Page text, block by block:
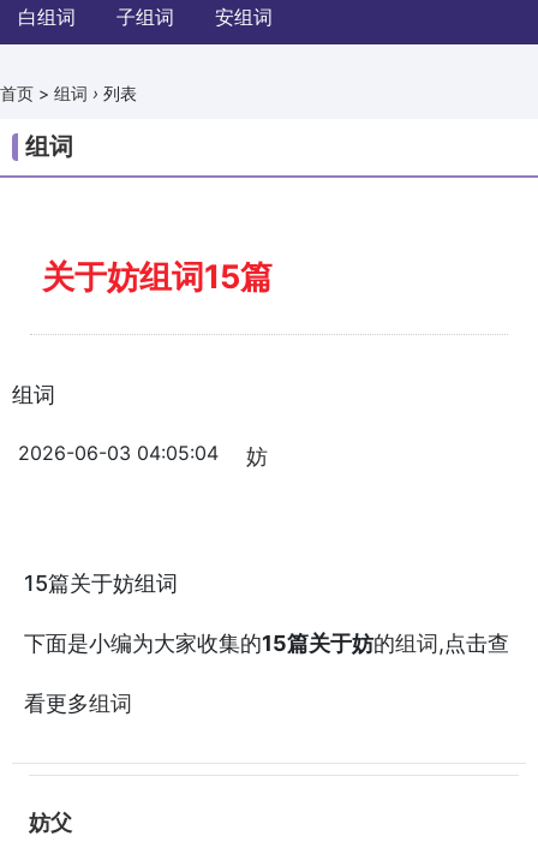
白组词
子组词 安组词
首页 > 组词 › 列表
组词
关于妨组词15篇
组词
2026-06-03 04:05:04 妨
15篇关于妨组词
下面是小编为大家收集的15篇关于妨的组词 ,点击查
看更多组词
妨父